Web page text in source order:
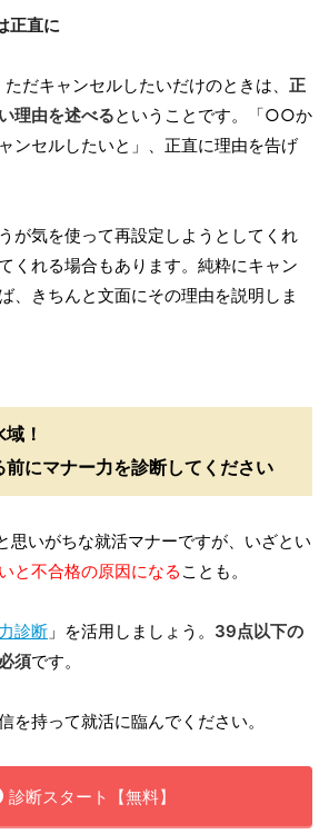
正直に
だキャンセルしたいだけのときは、 正
理由を述べるということです。「○○か
ンセルしたいと」、正直に理由を告げ
が気を使って再設定しようとしてくれ
くれる場合もあります。純粋にキャン
、きちんと文面にその理由を説明しま
！
前にマナー力を診断してください
思いがちな就活マナーですが、いざとい
と不合格の原因になる ことも。
診断 」を活用しましょう。 39点以下の
須です。
を持って就活に臨んでください。
診断スタート【無料】